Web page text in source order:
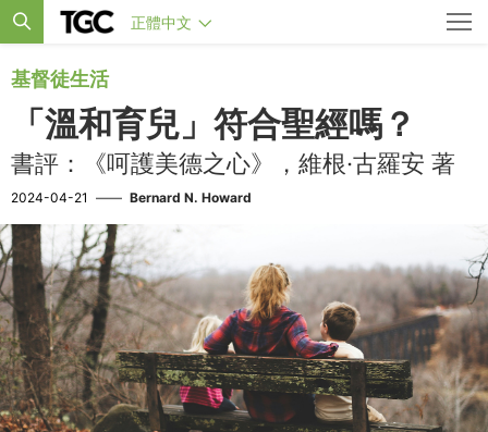
正體中文
基督徒生活
「溫和育兒」符合聖經嗎？
書評：《呵護美德之心》，維根·古羅安 著
2024-04-21 —— Bernard N. Howard